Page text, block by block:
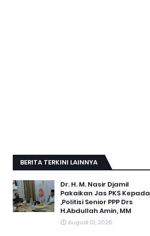
BERITA TERKINI LAINNYA
Dr. H. M. Nasir Djamil
Pakaikan Jas PKS Kepada
,Politisi Senior PPP Drs
H.Abdullah Amin, MM
August 01, 2026